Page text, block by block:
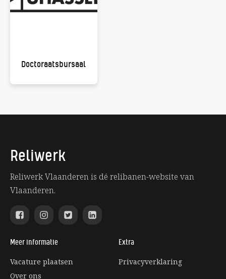
Doctoraatsbursaal
Reliwerk
Reliwerk Vlaanderen is dé relibanen-website van
Vlaanderen.
Meer informatie
Vacature plaatsen
Over ons
Extra
Privacyverklaring